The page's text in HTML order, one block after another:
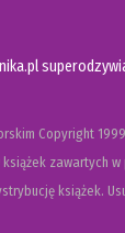
Copyright
zawartych w
książek.